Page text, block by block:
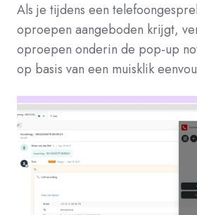
Als je tijdens een
oproepen aangeboden krijgt,
oproepen onderin de pop-up
op basis van een muisklik